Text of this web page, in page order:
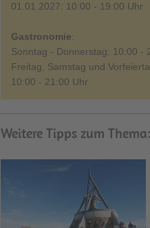
01.01.2027: 10:00 - 19:00 Uhr
Gastronomie:
Sonntag - Donnerstag: 10:00 -
Freitag, Samstag und
10:00 - 21:00 Uhr
Weitere Tipps zum Thema: